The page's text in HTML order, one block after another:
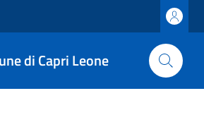
di Capri Leone